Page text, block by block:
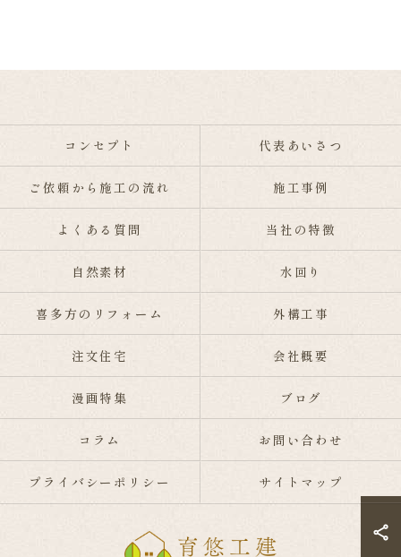
コンセプト 代表あいさつ
ご依頼から施工の流れ 施工事例
よくある質問 当社の特徴
自然素材 水回り
喜多方のリフォーム 外構工事
注文住宅 会社概要
漫画特集 ブログ
コラム お問い合わせ
プライバシーポリシー サイトマップ